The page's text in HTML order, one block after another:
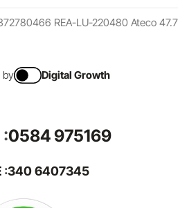
REA-LU-220480 Ateco
by Digital Growth
:0584 975169
:340 6407345